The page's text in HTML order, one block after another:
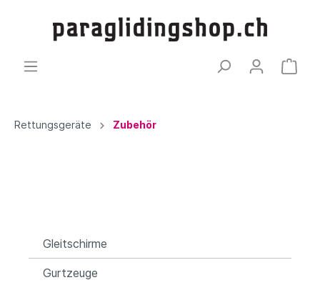
Rettungsgeräte Zubehör
Gleitschirme
Gurtzeuge